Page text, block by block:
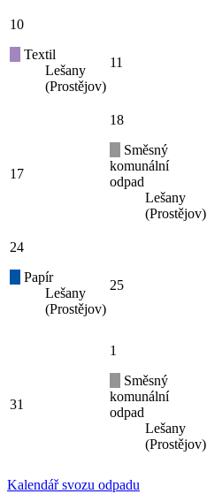
10
Textil
Lešany
(Prostějov)
11
17
18
Směsný
komunální
odpad
Lešany
(Prostějov)
24
Papír
Lešany
(Prostějov)
25
31
1
Směsný
komunální
odpad
Lešany
(Prostějov)
Kalendář svozu odpadu